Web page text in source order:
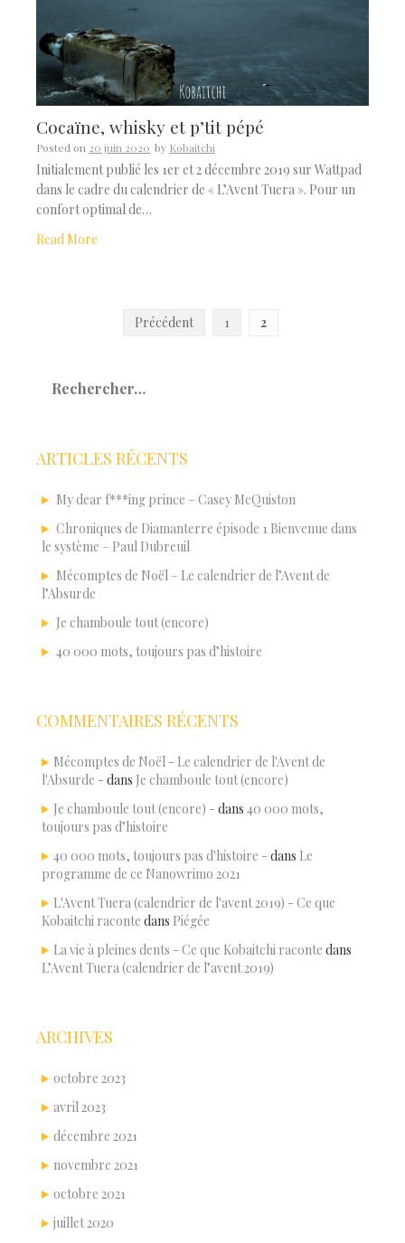
Cocaïne, whisky et p’tit pépé
Posted on 20 juin 2020 by Kobaitchi
Initialement publié les 1er et 2 décembre 2019 sur Wattpad
dans le cadre du calendrier de « L’Avent Tuera ». Pour un
confort optimal de…
Read More
Pagination
publications
Précédent 1 2
ARTICLES RÉCENTS
My dear f***ing prince – Casey McQuiston
Chroniques de Diamanterre épisode 1 Bienvenue dans
le système – Paul Dubreuil
Mécomptes de Noël – Le calendrier de l’Avent de
l’Absurde
Je chamboule tout (encore)
40 000 mots, toujours pas d’histoire
COMMENTAIRES RÉCENTS
Mécomptes de Noël - Le calendrier de l'Avent de
l'Absurde - dans Je chamboule tout (encore)
Je chamboule tout (encore) - dans 40 000 mots,
toujours pas d’histoire
40 000 mots, toujours pas d'histoire - dans Le
programme de ce Nanowrimo 2021
L'Avent Tuera (calendrier de l'avent 2019) - Ce que
Kobaitchi raconte dans Piégée
La vie à pleines dents - Ce que Kobaitchi raconte dans
L’Avent Tuera (calendrier de l’avent 2019)
ARCHIVES
octobre 2023
avril 2023
décembre 2021
novembre 2021
octobre 2021
juillet 2020